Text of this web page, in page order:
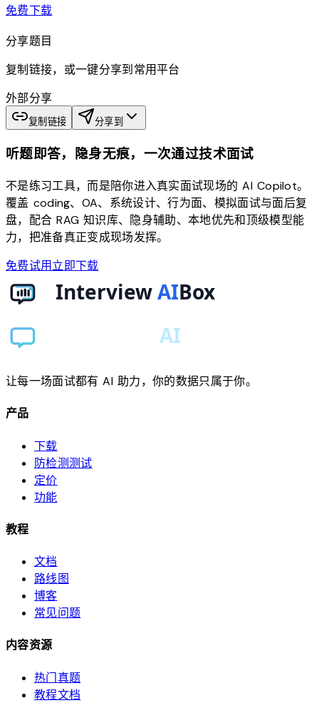
免费下载download
分享题目
复制链接，或一键分享到常用平台
外部分享
复制链接 分享到
听题即答，隐身无痕，一次通过技术面试
不是练习工具，而是陪你进入真实面试现场的 AI Copilot。
覆盖 coding、OA、系统设计、行为面、模拟面试与面后复
盘，配合 RAG 知识库、隐身辅助、本地优先和顶级模型能
力，把准备真正变成现场发挥。
免费试用立即下载
让每一场面试都有 AI 助力，你的数据只属于你。
产品
下载
防检测测试
定价
功能
教程
文档
路线图
博客
常见问题
内容资源
热门真题
教程文档